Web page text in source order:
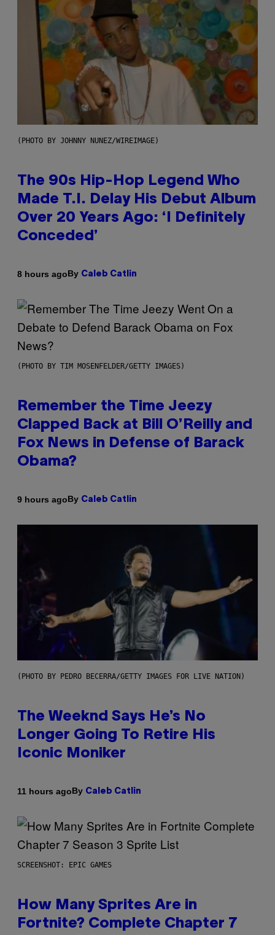
(PHOTO BY JOHNNY NUNEZ/WIREIMAGE)
The 90s Hip-Hop Legend Who
Made T.I. Delay His Debut Album
Over 20 Years Ago: ‘I Definitely
Conceded’
8 hours agoBy Caleb Catlin
(PHOTO BY TIM MOSENFELDER/GETTY IMAGES)
Remember the Time Jeezy
Clapped Back at Bill O’Reilly and
Fox News in Defense of Barack
Obama?
9 hours agoBy Caleb Catlin
(PHOTO BY PEDRO BECERRA/GETTY IMAGES FOR LIVE NATION)
The Weeknd Says He’s No
Longer Going To Retire His
Iconic Moniker
11 hours agoBy Caleb Catlin
SCREENSHOT: EPIC GAMES
How Many Sprites Are in
Fortnite? Complete Chapter 7